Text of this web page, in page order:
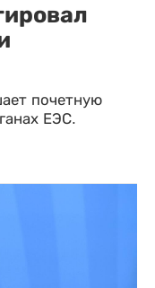
почетную
ЕЭС.